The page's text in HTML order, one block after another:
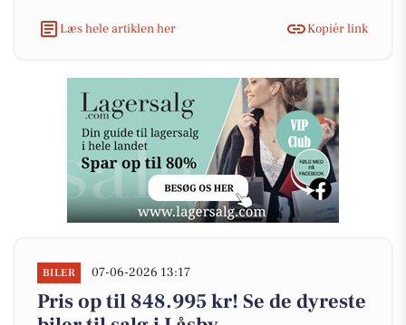
Læs hele artiklen her Kopiér link
BILER 07-06-2026 13:17
Pris op til 848.995 kr! Se de dyreste